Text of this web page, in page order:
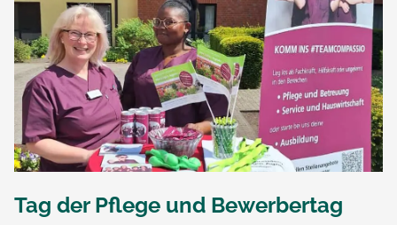
Tag der Pflege und Bewerbertag